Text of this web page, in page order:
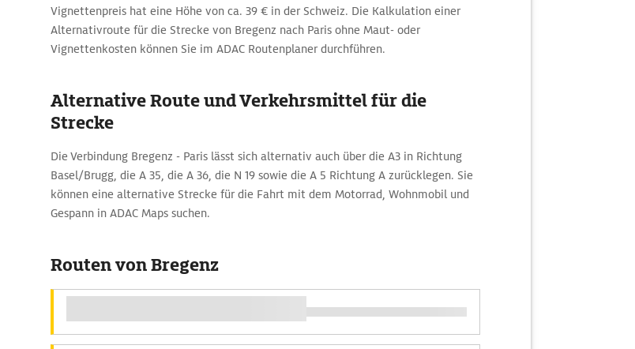
Vignettenpreis hat eine Höhe von ca. 39 € in der Schweiz. Die Kalkulation einer
Alternativroute für die Strecke von Bregenz nach Paris ohne Maut- oder
Vignettenkosten können Sie im ADAC Routenplaner durchführen.
Alternative Route und Verkehrsmittel für die
Strecke
Die Verbindung Bregenz - Paris lässt sich alternativ auch über die A3 in Richtung
Basel/Brugg, die A 35, die A 36, die N 19 sowie die A 5 Richtung A zurücklegen. Sie
können eine alternative Strecke für die Fahrt mit dem Motorrad, Wohnmobil und
Gespann in ADAC Maps suchen.
Routen von Bregenz